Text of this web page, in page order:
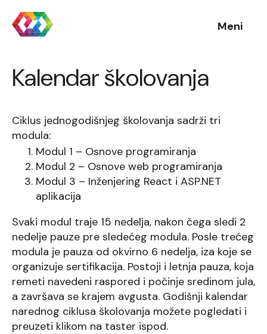
Meni
Kalendar školovanja
Ciklus jednogodišnjeg školovanja sadrži tri
modula:
Modul 1 – Osnove programiranja
Modul 2 – Osnove web programiranja
Modul 3 – Inženjering React i ASP.NET
aplikacija
Svaki modul traje 15 nedelja, nakon čega sledi 2
nedelje pauze pre sledećeg modula. Posle trećeg
modula je pauza od okvirno 6 nedelja, iza koje se
organizuje sertifikacija. Postoji i letnja pauza, koja
remeti navedeni raspored i počinje sredinom jula,
a završava se krajem avgusta. Godišnji kalendar
narednog ciklusa školovanja možete pogledati i
preuzeti klikom na taster ispod.